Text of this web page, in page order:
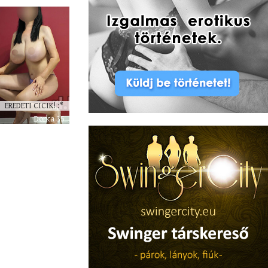
EREDETI CICIK! :*
Dorka 35